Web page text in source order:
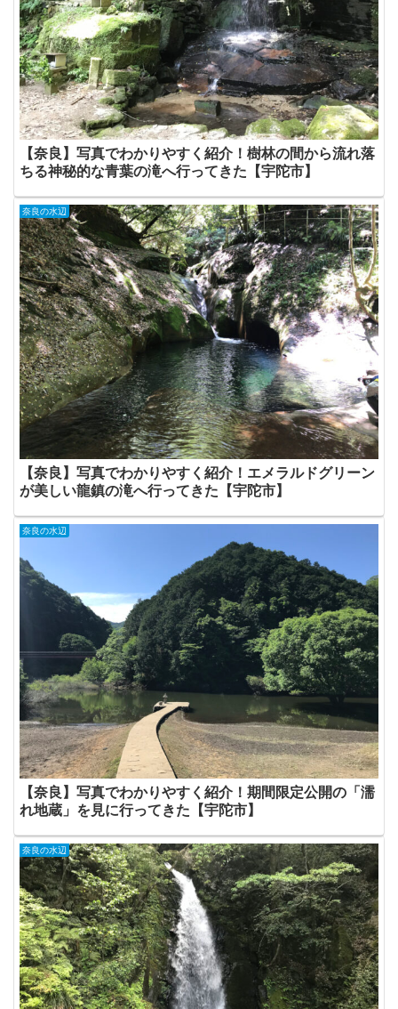
【奈良】写真でわかりやすく紹介！樹林の間から流れ落
ちる神秘的な青葉の滝へ行ってきた【宇陀市】
奈良の水辺
【奈良】写真でわかりやすく紹介！エメラルドグリーン
が美しい龍鎮の滝へ行ってきた【宇陀市】
奈良の水辺
【奈良】写真でわかりやすく紹介！期間限定公開の「濡
れ地蔵」を見に行ってきた【宇陀市】
奈良の水辺